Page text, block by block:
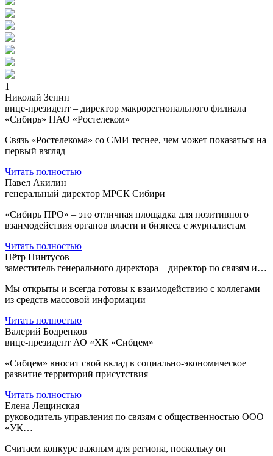
1
Николай Зенин
вице-президент – директор макрорегионального филиала
«Сибирь» ПАО «Ростелеком»
Связь «Ростелекома» со СМИ теснее, чем может показаться на
первый взгляд
Читать полностью
Павел Акилин
генеральный директор МРСК Сибири
«Сибирь ПРО» – это отличная площадка для позитивного
взаимодействия органов власти и бизнеса с журналистам
Читать полностью
Пётр Пинтусов
заместитель генерального директора – директор по связям и…
Мы открыты и всегда готовы к взаимодействию с коллегами
из средств массовой информации
Читать полностью
Валерий Бодренков
вице-президент АО «ХК «Сибцем»
«Сибцем» вносит свой вклад в социально-экономическое
развитие территорий присутствия
Читать полностью
Елена Лещинская
руководитель управления по связям с общественностью ООО
«УК…
Считаем конкурс важным для региона, поскольку он